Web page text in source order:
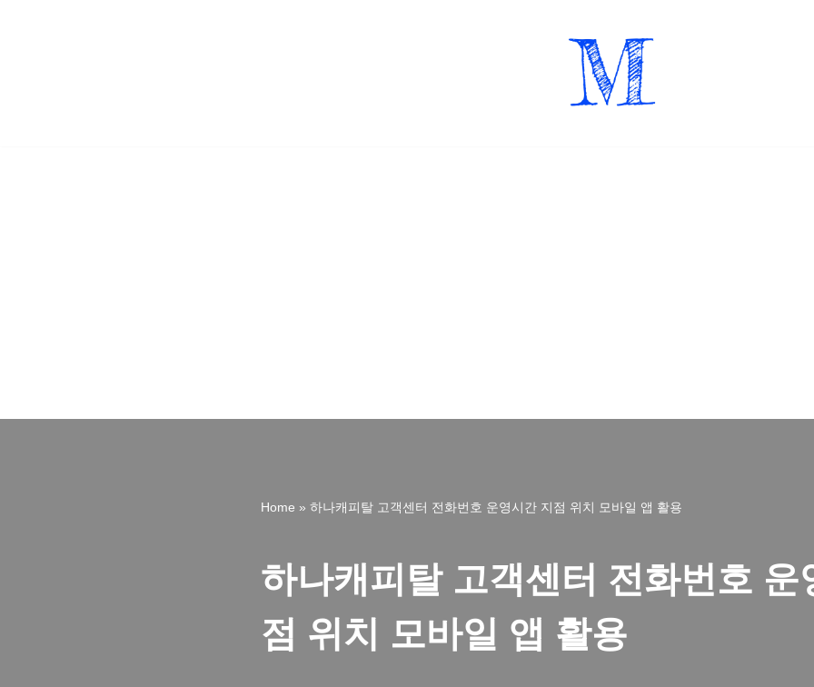
Home » 하나캐피탈 고객센터 전화번호 운영시간 지점 위치 모바일 앱 활용
하나캐피탈 고객센터 전화번호 운
점 위치 모바일 앱 활용